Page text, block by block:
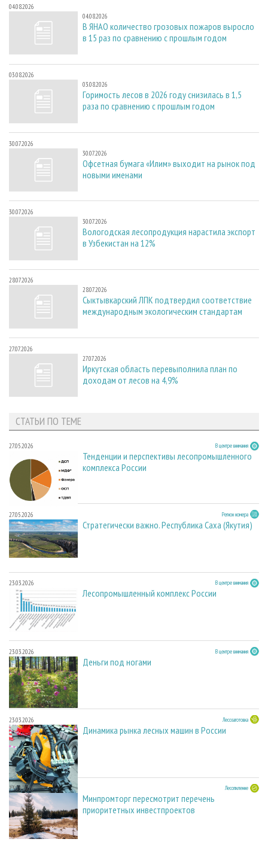
04.08.2026
04.08.2026
В ЯНАО количество грозовых пожаров выросло
в 15 раз по сравнению с прошлым годом
03.08.2026
03.08.2026
Горимость лесов в 2026 году снизилась в 1,5
раза по сравнению с прошлым годом
30.07.2026
30.07.2026
Офсетная бумага «Илим» выходит на рынок под
новыми именами
30.07.2026
30.07.2026
Вологодская лесопродукция нарастила экспорт
в Узбекистан на 12%
28.07.2026
28.07.2026
Сыктывкарский ЛПК подтвердил соответствие
международным экологическим стандартам
27.07.2026
27.07.2026
Иркутская область перевыполнила план по
доходам от лесов на 4,9%
СТАТЬИ ПО ТЕМЕ
27.05.2026 В центре внимания
Тенденции и перспективы лесопромышленного
комплекса России
27.05.2026 Регион номера
Стратегически важно. Республика Саха (Якутия)
23.03.2026 В центре внимания
Лесопромышленный комплекс России
23.03.2026 В центре внимания
Деньги под ногами
23.03.2026 Лесозаготовка
Динамика рынка лесных машин в России
23.03.2026 Лесопиление
Минпромторг пересмотрит перечень
приоритетных инвестпроектов